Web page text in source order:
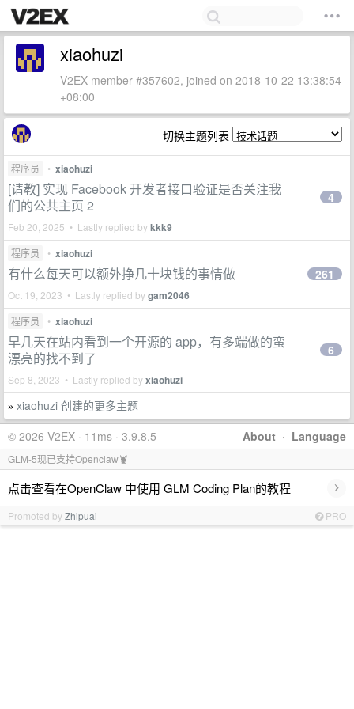
xiaohuzi
V2EX member #357602, joined on 2018-10-22 13:38:54
+08:00
切换主题列表
程序员 • xiaohuzi
[请教] 实现 Facebook 开发者接口验证是否关注我
们的公共主页 2
Feb 20, 2025 • Lastly replied bykkk9
4
程序员 • xiaohuzi
有什么每天可以额外挣几十块钱的事情做
Oct 19, 2023 • Lastly replied bygam2046
261
程序员 • xiaohuzi
早几天在站内看到一个开源的 app，有多端做的蛮
漂亮的找不到了
Sep 8, 2023 • Lastly replied byxiaohuzi
6
» xiaohuzi 创建的更多主题
About · Language
© 2026 V2EX · 11ms · 3.9.8.5
GLM-5现已支持Openclaw🦞
点击查看在OpenClaw 中使用 GLM Coding Plan的教程 ›
Promoted byZhipuai PRO